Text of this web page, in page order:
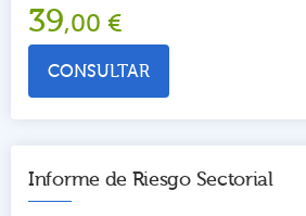
39,00 €
CONSULTAR
Informe de Riesgo Sectorial